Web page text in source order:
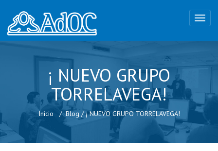
¡ NUEVO GRUPO
TORRELAVEGA!
Inicio Blog /¡ NUEVO GRUPO TORRELAVEGA!